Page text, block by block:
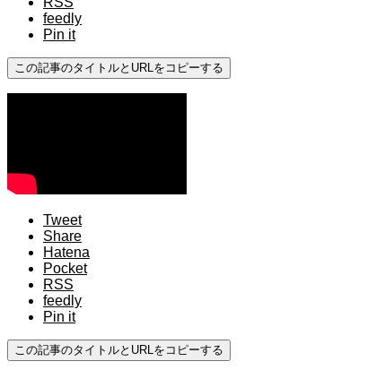
feedly
Pin it
この記事のタイトルとURLをコピーする
Tweet
Share
Hatena
Pocket
RSS
feedly
Pin it
この記事のタイトルとURLをコピーする